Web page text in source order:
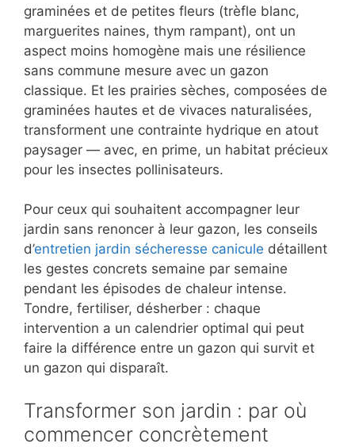
graminées et de petites fleurs (trèfle blanc,
marguerites naines, thym rampant), ont un
aspect moins homogène mais une résilience
sans commune mesure avec un gazon
classique. Et les prairies sèches, composées de
graminées hautes et de vivaces naturalisées,
transforment une contrainte hydrique en atout
paysager — avec, en prime, un habitat précieux
pour les insectes pollinisateurs.
Pour ceux qui souhaitent accompagner leur
jardin sans renoncer à leur gazon, les conseils
d’entretien jardin sécheresse canicule détaillent
les gestes concrets semaine par semaine
pendant les épisodes de chaleur intense.
Tondre, fertiliser, désherber : chaque
intervention a un calendrier optimal qui peut
faire la différence entre un gazon qui survit et
un gazon qui disparaît.
Transformer son jardin : par où
commencer concrètement